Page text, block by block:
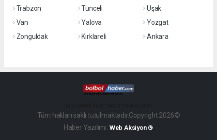
Trabzon
Tunceli
Uşak
Van
Yalova
Yozgat
Zonguldak
Kırklareli Ankara
Tüm hakları saklı tutulmaktadır.Copyright 2026©
Haber Yazılımı: Web Aksiyon ®